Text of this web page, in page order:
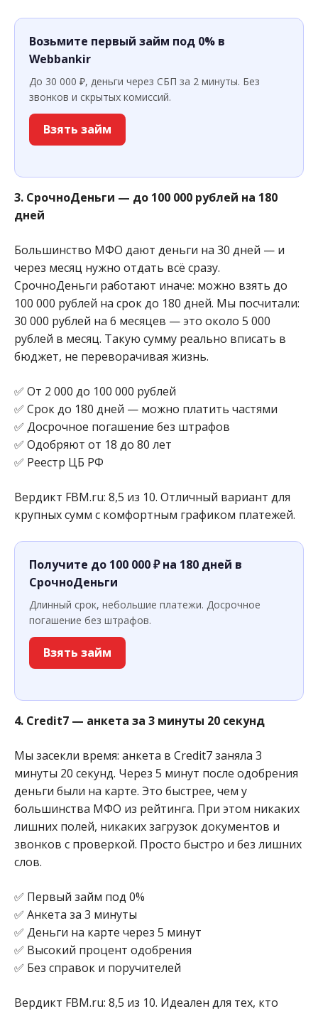
Возьмите первый займ под 0% в
Webbankir
До 30 000 ₽, деньги через СБП за 2 минуты. Без
звонков и скрытых комиссий.
Взять займ
3. СрочноДеньги — до 100 000 рублей на 180
дней
Большинство МФО дают деньги на 30 дней — и
через месяц нужно отдать всё сразу.
СрочноДеньги работают иначе: можно взять до
100 000 рублей на срок до 180 дней. Мы посчитали:
30 000 рублей на 6 месяцев — это около 5 000
рублей в месяц. Такую сумму реально вписать в
бюджет, не переворачивая жизнь.
✅ От 2 000 до 100 000 рублей
✅ Срок до 180 дней — можно платить частями
✅ Досрочное погашение без штрафов
✅ Одобряют от 18 до 80 лет
✅ Реестр ЦБ РФ
Вердикт FBM.ru: 8,5 из 10. Отличный вариант для
крупных сумм с комфортным графиком платежей.
Получите до 100 000 ₽ на 180 дней в
СрочноДеньги
Длинный срок, небольшие платежи. Досрочное
погашение без штрафов.
Взять займ
4. Credit7 — анкета за 3 минуты 20 секунд
Мы засекли время: анкета в Credit7 заняла 3
минуты 20 секунд. Через 5 минут после одобрения
деньги были на карте. Это быстрее, чем у
большинства МФО из рейтинга. При этом никаких
лишних полей, никаких загрузок документов и
звонков с проверкой. Просто быстро и без лишних
слов.
✅ Первый займ под 0%
✅ Анкета за 3 минуты
✅ Деньги на карте через 5 минут
✅ Высокий процент одобрения
✅ Без справок и поручителей
Вердикт FBM.ru: 8,5 из 10. Идеален для тех, кто